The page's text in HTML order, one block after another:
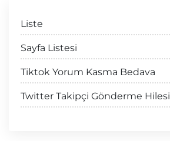
Liste
Sayfa Listesi
Tiktok Yorum Kasma Bedava
Twitter Takipçi Gönderme Hilesi